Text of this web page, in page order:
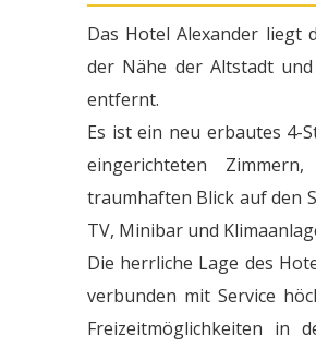
Das Hotel Alexander liegt
der Nähe der Altstadt
entfernt.
Es ist ein neu erbautes 4-
eingerichteten
traumhaften Blick auf den
TV, Minibar und
Die herrliche Lage des
verbunden mit Service
Freizeitmöglichkeiten in